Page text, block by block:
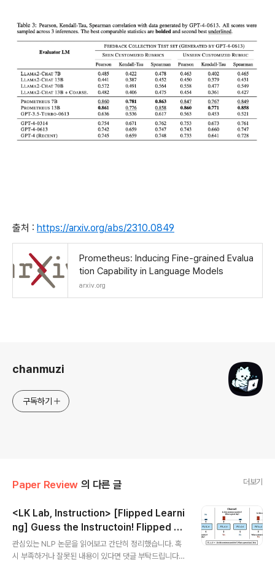
출처 : https://arxiv.org/abs/2310.0849
Prometheus: Inducing Fine-grained Evalua
tion Capability in Language Models
arxiv.org
chanmuzi
구독하기
Paper Review 의 다른 글 더보기
<LK Lab, Instruction> [Flipped Learni
ng] Guess the Instructoin! Flipped Le
arning Makes Language Models Stro
nger Zero-Shot Learners (2023.06)
관심있는 NLP 논문을 읽어보고 간단히 정리했습니다. 혹
시 부족하거나 잘못된 내용이 있다면 댓글 부탁드립니다